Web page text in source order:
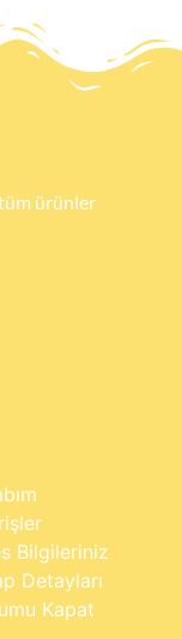
ürünler
Bilgileriniz
Detayları
Kapat